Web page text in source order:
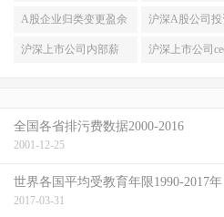
据计算结果2000-2021 者持股数据stata
性准确性研究分析数
据和stata代码2006-
盈余预测误差
数据stata计算代
A股企业归类变更盈余
管理预期核心收益模
沪深A股公司
见分歧与股价
沪深上市公司内部薪
探索2008-2019 (4)
沪深上市公司
2019 (4)
全国各省排污费数据2000-2016
2001-12-25
世界各国平均受教育年限1990-2017年
2017-03-31